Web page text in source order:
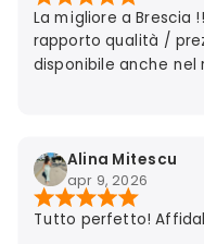
La migliore a Brescia
rapporto qualità /
disponibile anche nel
Alina Mitescu
apr 9, 2026
Tutto perfetto!